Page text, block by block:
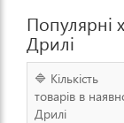
Популярні
Дрилі
🔷 Кількість
товарів в
Дрилі